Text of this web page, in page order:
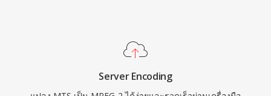
Server Encoding